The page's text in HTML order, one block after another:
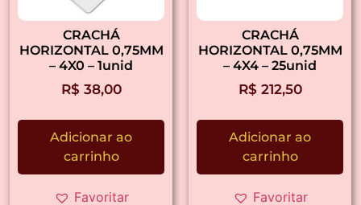
CRACHÁ
HORIZONTAL 0,75MM
– 4X0 – 1unid
R$ 38,00
Adicionar ao
carrinho
Favoritar
CRACHÁ
HORIZONTAL 0,75MM
– 4X4 – 25unid
R$ 212,50
Adicionar ao
carrinho
Favoritar